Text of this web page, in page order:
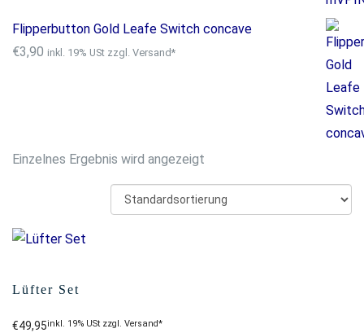
Flipperbutton Gold Leafe Switch concave
€3,90 inkl. 19% USt zzgl. Versand*
Einzelnes Ergebnis wird angezeigt
Lüfter Set
€49,95inkl. 19% USt zzgl. Versand*